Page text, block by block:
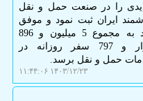
را در صنعت حمل و نقل
ایران ثبت نمود و موفق
شد به مجموع 5 میلیون و 896
هزار و 797 سفر روزانه در
حمل و نقل برسد.
۱۴۰۳/۱۲/۲۳ ۱۱:۴۴:۰۶